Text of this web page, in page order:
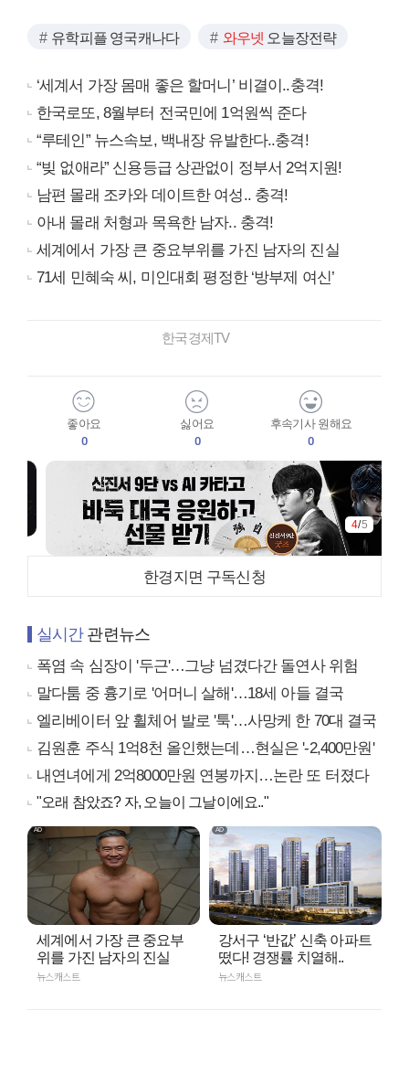
유학피플 영국캐나다 와우넷 오늘장전략
‘세계서 가장 몸매 좋은 할머니’ 비결이..충격!
한국로또, 8월부터 전국민에 1억원씩 준다
“루테인” 뉴스속보, 백내장 유발한다..충격!
“빚 없애라” 신용등급 상관없이 정부서 2억지원!
남편 몰래 조카와 데이트한 여성.. 충격!
아내 몰래 처형과 목욕한 남자.. 충격!
세계에서 가장 큰 중요부위를 가진 남자의 진실
71세 민혜숙 씨, 미인대회 평정한 ‘방부제 여신’
한국경제TV
좋아요
0
싫어요
0
후속기사 원해요
0
4/5
한경지면 구독신청
실시간관련뉴스
폭염 속 심장이 '두근'…그냥 넘겼다간 돌연사 위험
말다툼 중 흉기로 '어머니 살해'…18세 아들 결국
엘리베이터 앞 휠체어 발로 '툭'…사망케 한 70대 결국
김원훈 주식 1억8천 올인했는데…현실은 '-2,400만원'
내연녀에게 2억8000만원 연봉까지…논란 또 터졌다
"오래 참았죠? 자, 오늘이 그날이에요.."
세계에서 가장 큰 중요부
위를 가진 남자의 진실
뉴스캐스트
강서구 ‘반값’ 신축 아파트
떴다! 경쟁률 치열해..
뉴스캐스트